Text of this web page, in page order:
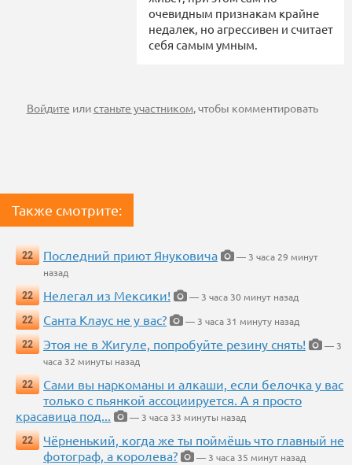
очевидным признакам крайне
недалек, но агрессивен и считает
себя самым умным.
Войдите илистаньте участником, чтобы комментировать
Также смотрите:
22 Последний приют Януковича
— 3 часа 29 минут
назад
22
Нелегал из Мексики!
— 3 часа 30 минут назад
22
Санта Клаус не у вас?
— 3 часа 31 минуту назад
22
Этоя не в Жигуле, попробуйте резину снять!
— 3
часа 32 минуты назад
22
Сами вы наркоманы и алкаши, если белочка у вас
только с пьянкой ассоциируется. А я просто
красавица под...
— 3 часа 33 минуты назад
22
Чёрненький, когда же ты поймёшь что главный не
фотограф, а королева?
— 3 часа 35 минут назад